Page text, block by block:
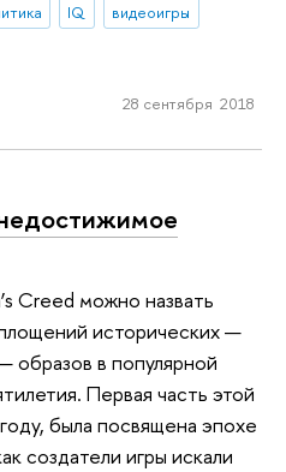
IQ
видеоигры
28 сентября 2018
Creed можно назвать
исторических —
образов в популярной
Первая часть этой
была посвящена эпохе
создатели игры искали